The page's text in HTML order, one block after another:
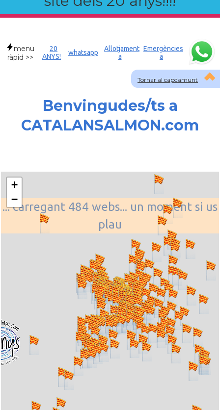
Tornar al capdamunt
menu
ràpid >>
20
ANYS!
whatsapp
Allotjament
a
Emergències
a
Benvingudes/ts a
CATALANSALMON.com
... carregant 484 webs... un moment si us
plau
+
−